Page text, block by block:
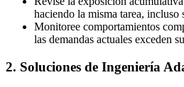
haciendo la misma tarea, incluso
Monitoree comportamientos
las demandas actuales exceden
2. Soluciones de Ingeniería